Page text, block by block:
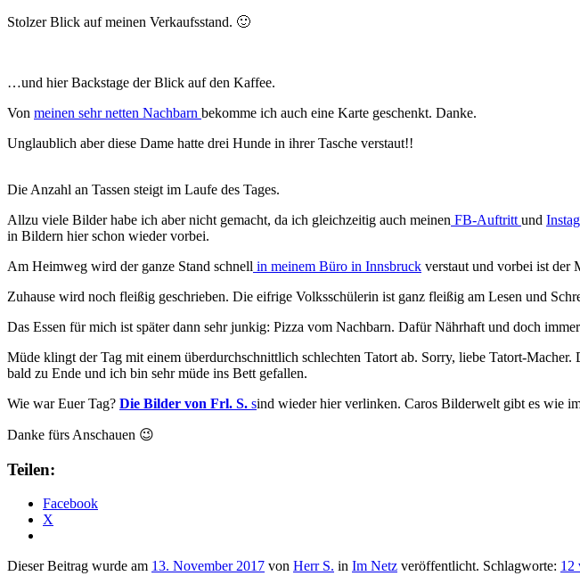
Stolzer Blick auf meinen Verkaufsstand. 🙂
…und hier Backstage der Blick auf den Kaffee.
Von meinen sehr netten Nachbarn bekomme ich auch eine Karte geschenkt. Danke.
Unglaublich aber diese Dame hatte drei Hunde in ihrer Tasche verstaut!!
Die Anzahl an Tassen steigt im Laufe des Tages.
Allzu viele Bilder habe ich aber nicht gemacht, da ich gleichzeitig auch meinen FB-Auftritt und
in Bildern hier schon wieder vorbei.
Am Heimweg wird der ganze Stand schnell in meinem Büro in Innsbruck verstaut und vorbei ist der
Zuhause wird noch fleißig geschrieben. Die eifrige Volksschülerin ist ganz fleißig am Lesen und
Das Essen für mich ist später dann sehr junkig: Pizza vom Nachbarn. Dafür Nährhaft und doch
Müde klingt der Tag mit einem überdurchschnittlich schlechten Tatort ab. Sorry, liebe Tatort-
bald zu Ende und ich bin sehr müde ins Bett gefallen.
Wie war Euer Tag? Die Bilder von Frl. S. sind wieder hier verlinken. Caros Bilderwelt gibt es wie
Danke fürs Anschauen 😉
Teilen:
Facebook
X
Dieser Beitrag wurde am 13. November 2017 von Herr S. in Im Netz veröffentlicht. Schlagworte: 12